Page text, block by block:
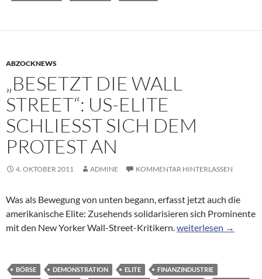
ABZOCKNEWS
„BESETZT DIE WALL
STREET“: US-ELITE
SCHLIESST SICH DEM P
ROTEST AN
4. OKTOBER 2011 ADMINE KOMMENTAR HINTERLASSEN
Was als Bewegung von unten begann, erfasst jetzt auch die
amerikanische Elite: Zusehends solidarisieren sich Prominente
mit den New Yorker Wall-Street-Kritikern.„Besetzt die Wall
weiterlesen →
BÖRSE DEMONSTRATION ELITE
FINANZINDUSTRIE